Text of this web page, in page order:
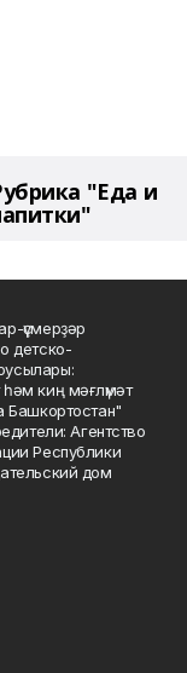
"Еда и
үҫмерҙәр
детско-
киң мәғлүмәт
Башкортостан"
Агентство
Республики
дом